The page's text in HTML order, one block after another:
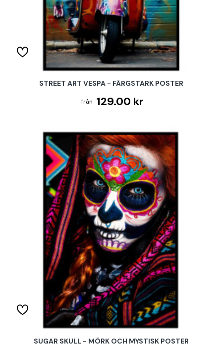
STREET ART VESPA - FÄRGSTARK POSTER
129.00 kr
SUGAR SKULL - MÖRK OCH MYSTISK POSTER